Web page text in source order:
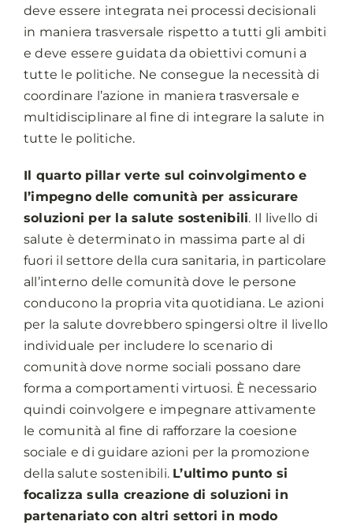
deve essere integrata nei processi decisionali
in maniera trasversale rispetto a tutti gli ambiti
e deve essere guidata da obiettivi comuni a
tutte le politiche. Ne consegue la necessità di
coordinare l’azione in maniera trasversale e
multidisciplinare al fine di integrare la salute in
tutte le politiche.
Il quarto pillar verte sul coinvolgimento e
l’impegno delle comunità per assicurare
soluzioni per la salute sostenibili. Il livello di
salute è determinato in massima parte al di
fuori il settore della cura sanitaria, in particolare
all’interno delle comunità dove le persone
conducono la propria vita quotidiana. Le azioni
per la salute dovrebbero spingersi oltre il livello
individuale per includere lo scenario di
comunità dove norme sociali possano dare
forma a comportamenti virtuosi. È necessario
quindi coinvolgere e impegnare attivamente
le comunità al fine di rafforzare la coesione
sociale e di guidare azioni per la promozione
della salute sostenibili. L’ultimo punto si
focalizza sulla creazione di soluzioni in
partenariato con altri settori in modo